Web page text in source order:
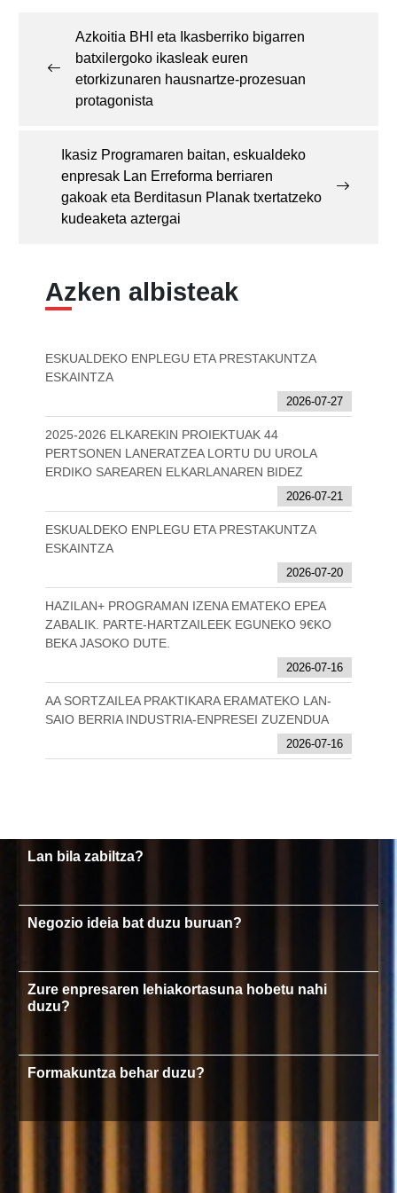
Azkoitia BHI eta Ikasberriko bigarren
batxilergoko ikasleak euren
etorkizunaren hausnartze-prozesuan
protagonista
Ikasiz Programaren baitan, eskualdeko
enpresak Lan Erreforma berriaren
gakoak eta Berditasun Planak txertatzeko
kudeaketa aztergai
Azken albisteak
ESKUALDEKO ENPLEGU ETA PRESTAKUNTZA
ESKAINTZA
2026-07-27
2025-2026 ELKAREKIN PROIEKTUAK 44
PERTSONEN LANERATZEA LORTU DU UROLA
ERDIKO SAREAREN ELKARLANAREN BIDEZ
2026-07-21
ESKUALDEKO ENPLEGU ETA PRESTAKUNTZA
ESKAINTZA
2026-07-20
HAZILAN+ PROGRAMAN IZENA EMATEKO EPEA
ZABALIK. PARTE-HARTZAILEEK EGUNEKO 9€KO
BEKA JASOKO DUTE.
2026-07-16
AA SORTZAILEA PRAKTIKARA ERAMATEKO LAN-
SAIO BERRIA INDUSTRIA-ENPRESEI ZUZENDUA
2026-07-16
Lan bila zabiltza?
Negozio ideia bat duzu buruan?
Zure enpresaren lehiakortasuna hobetu nahi
duzu?
Formakuntza behar duzu?